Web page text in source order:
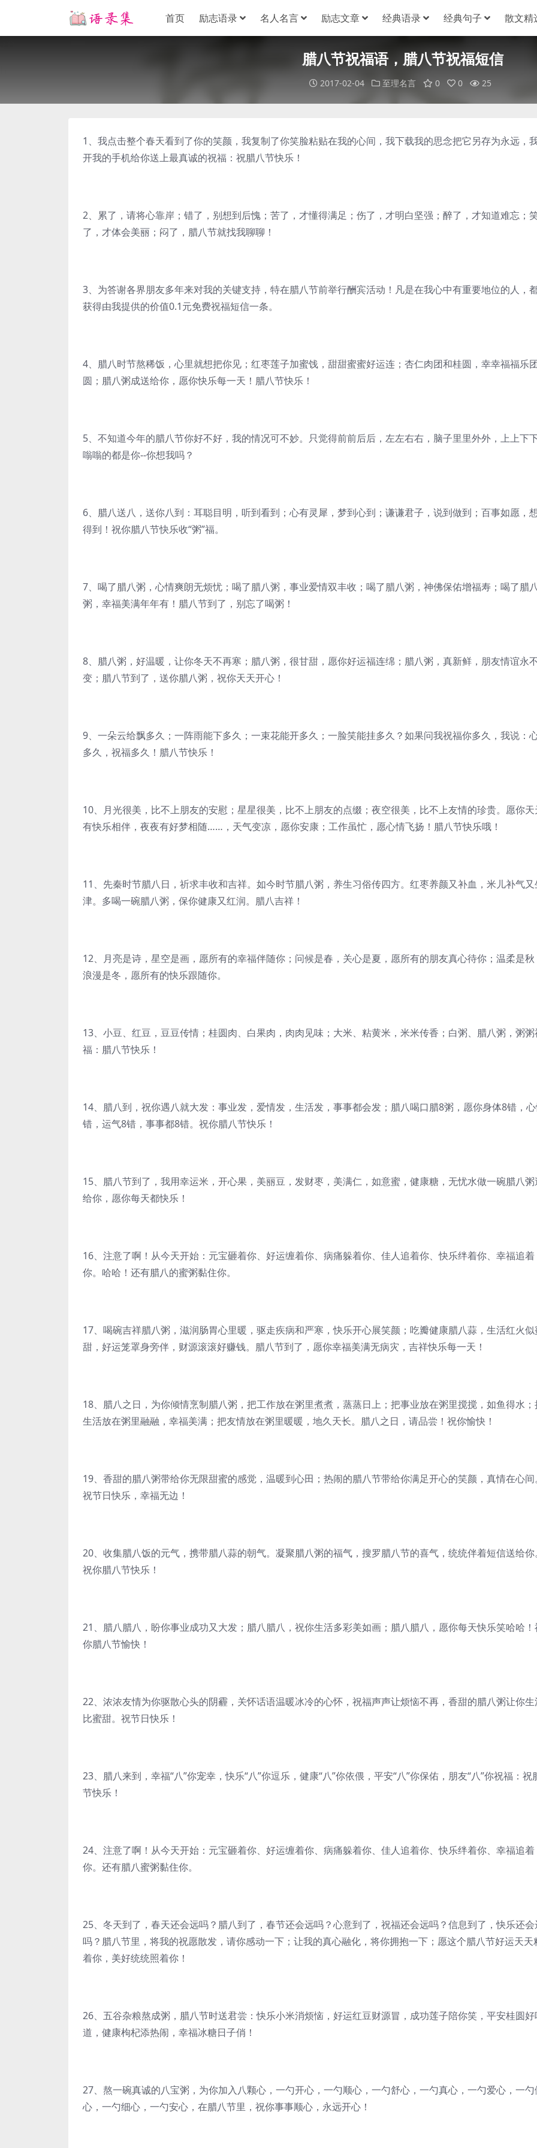
首页 励志语录 名人名言 励志文章 经典语录 经典句子 散文精
腊八节祝福语，腊八节祝福短信
2017-02-04 至理名言 0 0 25
1、我点击整个春天看到了你的笑颜，我复制了你笑脸粘贴在我的心间，我下载我的思念把它另存为永远，
开我的手机给你送上最真诚的祝福：祝腊八节快乐！
2、累了，请将心靠岸；错了，别想到后愧；苦了，才懂得满足；伤了，才明白坚强；醉了，才知道难忘；
了，才体会美丽；闷了，腊八节就找我聊聊！
3、为答谢各界朋友多年来对我的关键支持，特在腊八节前举行酬宾活动！凡是在我心中有重要地位的人，
获得由我提供的价值0.1元免费祝福短信一条。
4、腊八时节熬稀饭，心里就想把你见；红枣莲子加蜜饯，甜甜蜜蜜好运连；杏仁肉团和桂圆，幸幸福福乐
圆；腊八粥成送给你，愿你快乐每一天！腊八节快乐！
5、不知道今年的腊八节你好不好，我的情况可不妙。只觉得前前后后，左左右右，脑子里里外外，上上下下
嗡嗡的都是你--你想我吗？
6、腊八送八，送你八到：耳聪目明，听到看到；心有灵犀，梦到心到；谦谦君子，说到做到；百事如愿，
得到！祝你腊八节快乐收“粥”福。
7、喝了腊八粥，心情爽朗无烦忧；喝了腊八粥，事业爱情双丰收；喝了腊八粥，神佛保佑增福寿；喝了腊八
粥，幸福美满年年有！腊八节到了，别忘了喝粥！
8、腊八粥，好温暖，让你冬天不再寒；腊八粥，很甘甜，愿你好运福连绵；腊八粥，真新鲜，朋友情谊永
变；腊八节到了，送你腊八粥，祝你天天开心！
9、一朵云给飘多久；一阵雨能下多久；一束花能开多久；一脸笑能挂多久？如果问我祝福你多久，我说：
多久，祝福多久！腊八节快乐！
10、月光很美，比不上朋友的安慰；星星很美，比不上朋友的点缀；夜空很美，比不上友情的珍贵。愿你天
有快乐相伴，夜夜有好梦相随……，天气变凉，愿你安康；工作虽忙，愿心情飞扬！腊八节快乐哦！
11、先秦时节腊八日，祈求丰收和吉祥。如今时节腊八粥，养生习俗传四方。红枣养颜又补血，米儿补气又
津。多喝一碗腊八粥，保你健康又红润。腊八吉祥！
12、月亮是诗，星空是画，愿所有的幸福伴随你；问候是春，关心是夏，愿所有的朋友真心待你；温柔是秋
浪漫是冬，愿所有的快乐跟随你。
13、小豆、红豆，豆豆传情；桂圆肉、白果肉，肉肉见味；大米、粘黄米，米米传香；白粥、腊八粥，粥粥
福：腊八节快乐！
14、腊八到，祝你遇八就大发：事业发，爱情发，生活发，事事都会发；腊八喝口腊8粥，愿你身体8错，
错，运气8错，事事都8错。祝你腊八节快乐！
15、腊八节到了，我用幸运米，开心果，美丽豆，发财枣，美满仁，如意蜜，健康糖，无忧水做一碗腊八粥
给你，愿你每天都快乐！
16、注意了啊！从今天开始：元宝砸着你、好运缠着你、病痛躲着你、佳人追着你、快乐绊着你、幸福追着
你。哈哈！还有腊八的蜜粥黏住你。
17、喝碗吉祥腊八粥，滋润肠胃心里暖，驱走疾病和严寒，快乐开心展笑颜；吃瓣健康腊八蒜，生活红火似
甜，好运笼罩身旁伴，财源滚滚好赚钱。腊八节到了，愿你幸福美满无病灾，吉祥快乐每一天！
18、腊八之日，为你倾情烹制腊八粥，把工作放在粥里煮煮，蒸蒸日上；把事业放在粥里搅搅，如鱼得水；
生活放在粥里融融，幸福美满；把友情放在粥里暖暖，地久天长。腊八之日，请品尝！祝你愉快！
19、香甜的腊八粥带给你无限甜蜜的感觉，温暖到心田；热闹的腊八节带给你满足开心的笑颜，真情在心间。
祝节日快乐，幸福无边！
20、收集腊八饭的元气，携带腊八蒜的朝气。凝聚腊八粥的福气，搜罗腊八节的喜气，统统伴着短信送给你。
祝你腊八节快乐！
21、腊八腊八，盼你事业成功又大发；腊八腊八，祝你生活多彩美如画；腊八腊八，愿你每天快乐笑哈哈！
你腊八节愉快！
22、浓浓友情为你驱散心头的阴霾，关怀话语温暖冰冷的心怀，祝福声声让烦恼不再，香甜的腊八粥让你生
比蜜甜。祝节日快乐！
23、腊八来到，幸福“八”你宠幸，快乐“八”你逗乐，健康“八”你依偎，平安“八”你保佑，朋友“八”你祝福：祝
节快乐！
24、注意了啊！从今天开始：元宝砸着你、好运缠着你、病痛躲着你、佳人追着你、快乐绊着你、幸福追着
你。还有腊八蜜粥黏住你。
25、冬天到了，春天还会远吗？腊八到了，春节还会远吗？心意到了，祝福还会远吗？信息到了，快乐还会
吗？腊八节里，将我的祝愿散发，请你感动一下；让我的真心融化，将你拥抱一下；愿这个腊八节好运天天
着你，美好统统照着你！
26、五谷杂粮熬成粥，腊八节时送君尝：快乐小米消烦恼，好运红豆财源冒，成功莲子陪你笑，平安桂圆好
道，健康枸杞添热闹，幸福冰糖日子俏！
27、熬一碗真诚的八宝粥，为你加入八颗心，一勺开心，一勺顺心，一勺舒心，一勺真心，一勺爱心，一勺
心，一勺细心，一勺安心，在腊八节里，祝你事事顺心，永远开心！